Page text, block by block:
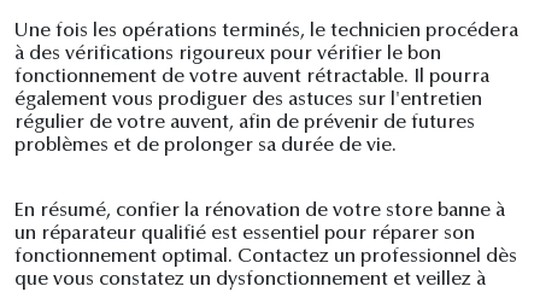
Une fois les opérations terminés, le technicien procédera
à des vérifications rigoureux pour vérifier le bon
fonctionnement de votre auvent rétractable. Il pourra
également vous prodiguer des astuces sur l'entretien
régulier de votre auvent, afin de prévenir de futures
problèmes et de prolonger sa durée de vie.
En résumé, confier la rénovation de votre store banne à
un réparateur qualifié est essentiel pour réparer son
fonctionnement optimal. Contactez un professionnel dès
que vous constatez un dysfonctionnement et veillez à